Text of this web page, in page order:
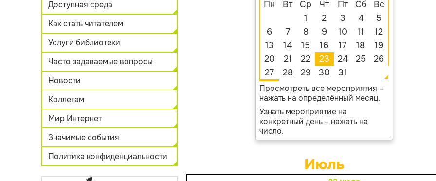
Доступная среда
Как стать читателем
Услуги библиотеки
Часто задаваемые вопросы
Новости
Коллегам
Мир Интернет
Значимые события
Политика конфиденциальности
Пн Вт Ср Чт Пт Сб
Вс
1
2 3 4
5
6
7 8 9 10 11
12
13
14 15 16 17 18
19
20
21 22 23 24 25
26
27
28 29 30 31
Просмотреть все мероприятия –
нажать на определённый месяц.
Узнать мероприятие на
конкретный день – нажать на
число.
Июль